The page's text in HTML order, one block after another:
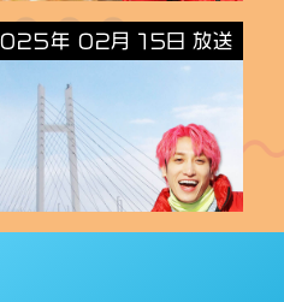
年 02月 15日 放送